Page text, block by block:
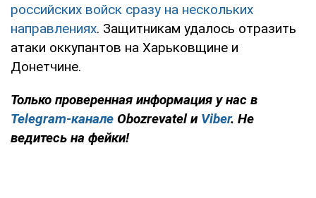
российских войск сразу на нескольких
направлениях. Защитникам удалось отразить
атаки оккупантов на Харьковщине и
Донетчине.
Только проверенная информация у нас в
Telegram-канале Obozrevatel и Viber. Не
ведитесь на фейки!